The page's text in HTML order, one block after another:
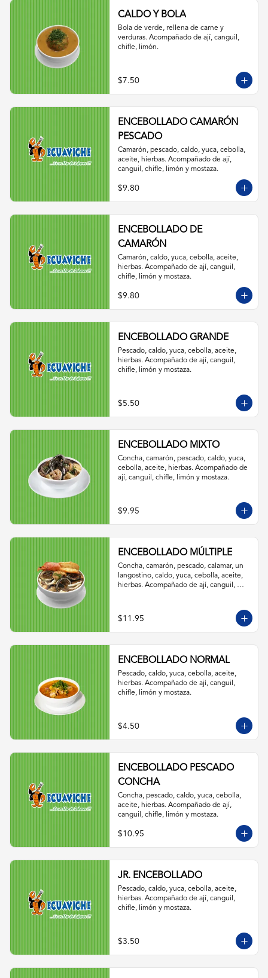
CALDO Y BOLA
Bola de verde, rellena de carne y
verduras. Acompañado de ají, canguil,
chifle, limón.
$7.50
ENCEBOLLADO CAMARÓN
PESCADO
Camarón, pescado, caldo, yuca, cebolla,
aceite, hierbas. Acompañado de ají,
canguil, chifle, limón y mostaza.
$9.80
ENCEBOLLADO DE
CAMARÓN
Camarón, caldo, yuca, cebolla, aceite,
hierbas. Acompañado de ají, canguil,
chifle, limón y mostaza.
$9.80
ENCEBOLLADO GRANDE
Pescado, caldo, yuca, cebolla, aceite,
hierbas. Acompañado de ají, canguil,
chifle, limón y mostaza.
$5.50
ENCEBOLLADO MIXTO
Concha, camarón, pescado, caldo, yuca,
cebolla, aceite, hierbas. Acompañado de
ají, canguil, chifle, limón y mostaza.
$9.95
ENCEBOLLADO MÚLTIPLE
Concha, camarón, pescado, calamar, un
langostino, caldo, yuca, cebolla, aceite,
hierbas. Acompañado de ají, canguil,
$11.95
ENCEBOLLADO NORMAL
Pescado, caldo, yuca, cebolla, aceite,
hierbas. Acompañado de ají, canguil,
chifle, limón y mostaza.
$4.50
ENCEBOLLADO PESCADO
CONCHA
Concha, pescado, caldo, yuca, cebolla,
aceite, hierbas. Acompañado de ají,
canguil, chifle, limón y mostaza.
$10.95
JR. ENCEBOLLADO
Pescado, caldo, yuca, cebolla, aceite,
hierbas. Acompañado de ají, canguil,
chifle, limón y mostaza.
$3.50